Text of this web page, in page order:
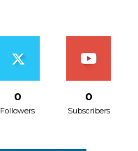
0
Followers
0
Subscribers